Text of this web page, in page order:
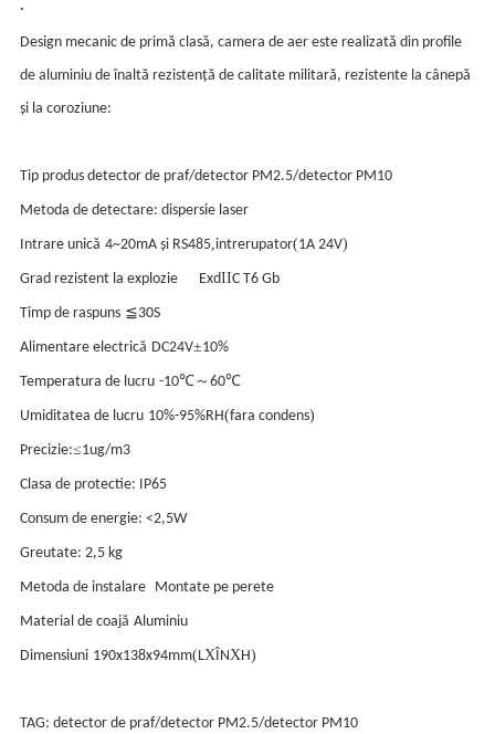
·
Design mecanic de primă clasă, camera de aer este realizată din profile
de aluminiu de înaltă rezistență de calitate militară, rezistente la cânepă
și la coroziune:
Tip produs detector de praf/detector PM2.5/detector PM10
Metoda de detectare: dispersie laser
Intrare unică 4~20mA și RS485,intrerupator(1A 24V)
Grad rezistent la explozie ExdIIC T6 Gb
Timp de raspuns ≦30S
Alimentare electrică DC24V±10%
Temperatura de lucru -10℃～ 60℃
Umiditatea de lucru 10%-95%RH(fara condens)
Precizie:≤1ug/m3
Clasa de protectie: IP65
Consum de energie: <2,5W
Greutate: 2,5 kg
Metoda de instalare Montate pe perete
Material de coajă Aluminiu
Dimensiuni 190x138x94mm(LXÎNXH)
TAG: detector de praf/detector PM2.5/detector PM10